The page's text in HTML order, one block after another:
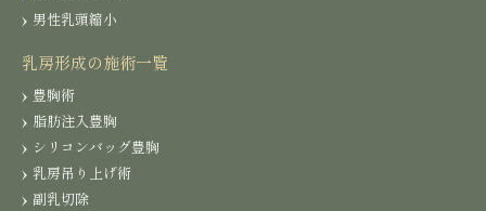
男性乳頭縮小
乳房形成の施術一覧
豊胸術
脂肪注入豊胸
シリコンバッグ豊胸
乳房吊り上げ術
副乳切除